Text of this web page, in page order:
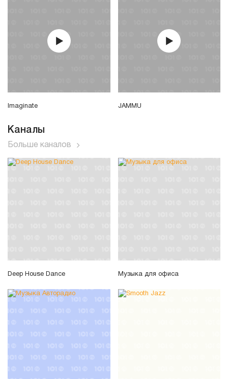
Imaginate JAMMU
Каналы
Больше каналов
Deep House Dance Музыка для офиса